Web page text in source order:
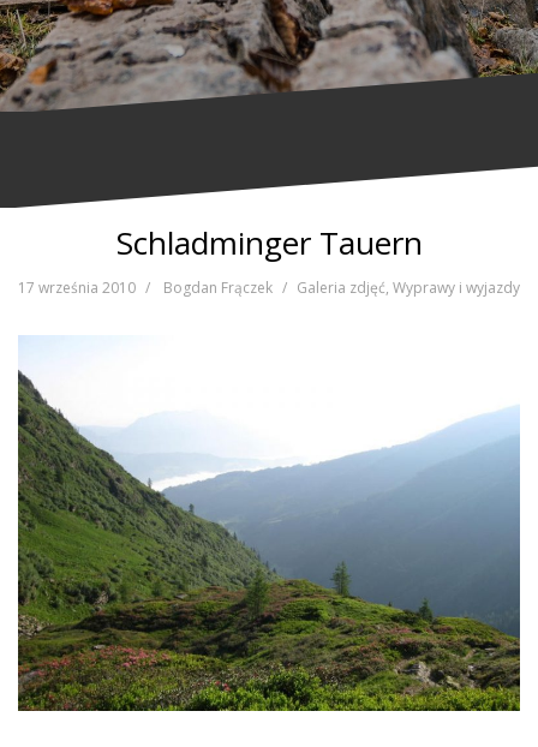
Schladminger Tauern
17 września 2010 Bogdan Frączek Galeria zdjęć, Wyprawy i wyjazdy